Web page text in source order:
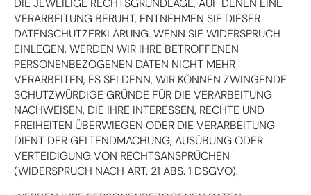
DIE JEWEILIGE RECHTSGRUNDLAGE, AUF DENEN EINE
VERARBEITUNG BERUHT, ENTNEHMEN SIE DIESER
DATENSCHUTZERKLÄRUNG. WENN SIE WIDERSPRUCH
EINLEGEN, WERDEN WIR IHRE BETROFFENEN
PERSONENBEZOGENEN DATEN NICHT MEHR
VERARBEITEN, ES SEI DENN, WIR KÖNNEN ZWINGENDE
SCHUTZWÜRDIGE GRÜNDE FÜR DIE VERARBEITUNG
NACHWEISEN, DIE IHRE INTERESSEN, RECHTE UND
FREIHEITEN ÜBERWIEGEN ODER DIE VERARBEITUNG
DIENT DER GELTENDMACHUNG, AUSÜBUNG ODER
VERTEIDIGUNG VON RECHTSANSPRÜCHEN
(WIDERSPRUCH NACH ART. 21 ABS. 1 DSGVO).